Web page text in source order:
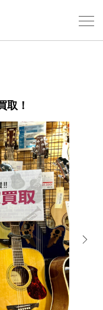
取！
ショッ
レスト
施設案内
アクセ
スタッ
電話で